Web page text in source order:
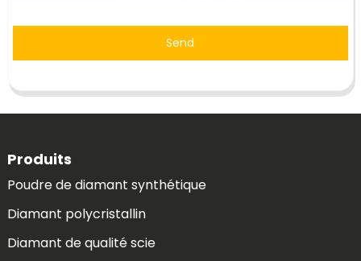
Send
Produits
Poudre de diamant synthétique
Diamant polycristallin
Diamant de qualité scie